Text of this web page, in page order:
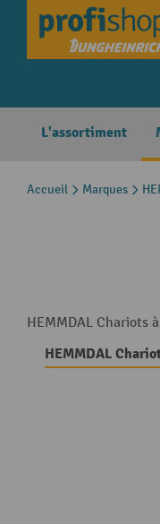
Skip to main
L'assortiment
Accueil Marques
HEMMDAL Chariots
HEMMDAL